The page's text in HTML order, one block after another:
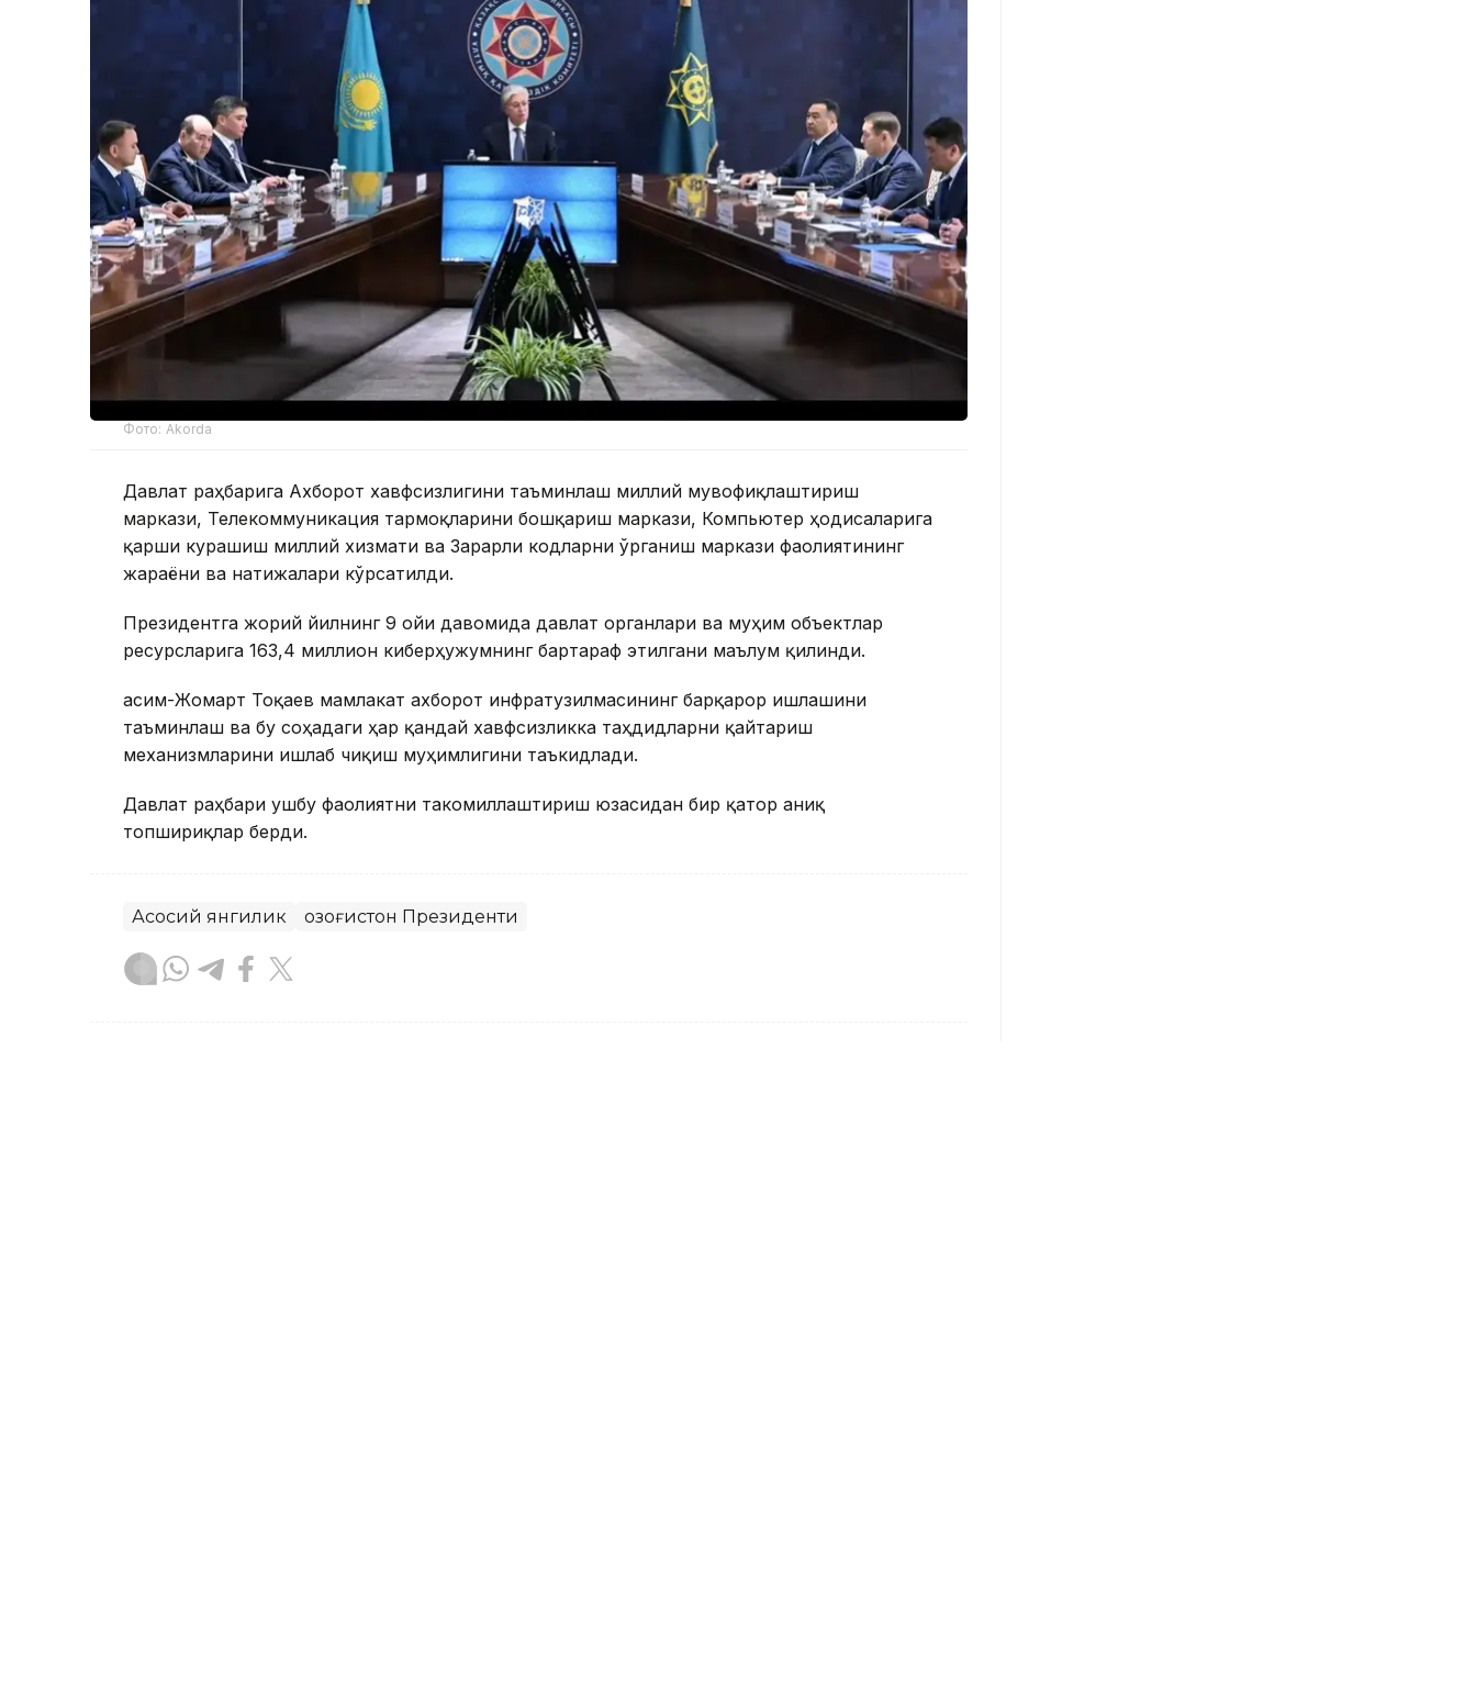
Фото: Akorda
Давлат раҳбарига Ахборот хавфсизлигини таъминлаш миллий мувофиқлаштириш
маркази, Телекоммуникация тармоқларини бошқариш маркази, Компьютер ҳодисаларига
қарши курашиш миллий хизмати ва Зарарли кодларни ўрганиш маркази фаолиятининг
жараёни ва натижалари кўрсатилди.
Президентга жорий йилнинг 9 ойи давомида давлат органлари ва муҳим объектлар
ресурсларига 163,4 миллион киберҳужумнинг бартараф этилгани маълум қилинди.
Қасим-Жомарт Тоқаев мамлакат ахборот инфратузилмасининг барқарор ишлашини
таъминлаш ва бу соҳадаги ҳар қандай хавфсизликка таҳдидларни қайтариш
механизмларини ишлаб чиқиш муҳимлигини таъкидлади.
Давлат раҳбари ушбу фаолиятни такомиллаштириш юзасидан бир қатор аниқ
топшириқлар берди.
Асосий янгилик Қозоғистон Президенти